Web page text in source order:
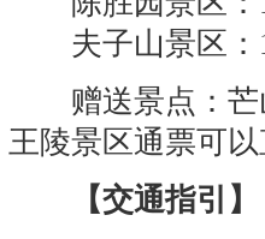
夫子山景区：
赠送景点：芒
王陵景区通票可
【交通指引】